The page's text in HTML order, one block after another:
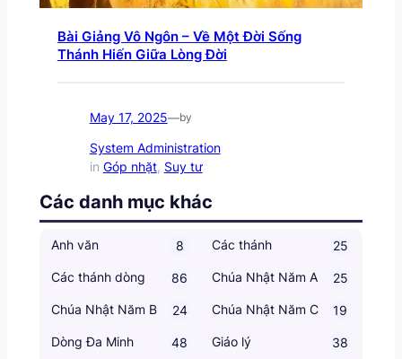
Bài Giảng Vô Ngôn – Về Một Đời Sống
Thánh Hiến Giữa Lòng Đời
May 17, 2025—by
System Administration
in Góp nhặt, Suy tư
Các danh mục khác
Anh văn 8 Các thánh 25
Các thánh dòng 86 Chúa Nhật Năm A 25
Chúa Nhật Năm B 24 Chúa Nhật Năm C 19
Dòng Đa Minh 48 Giáo lý 38